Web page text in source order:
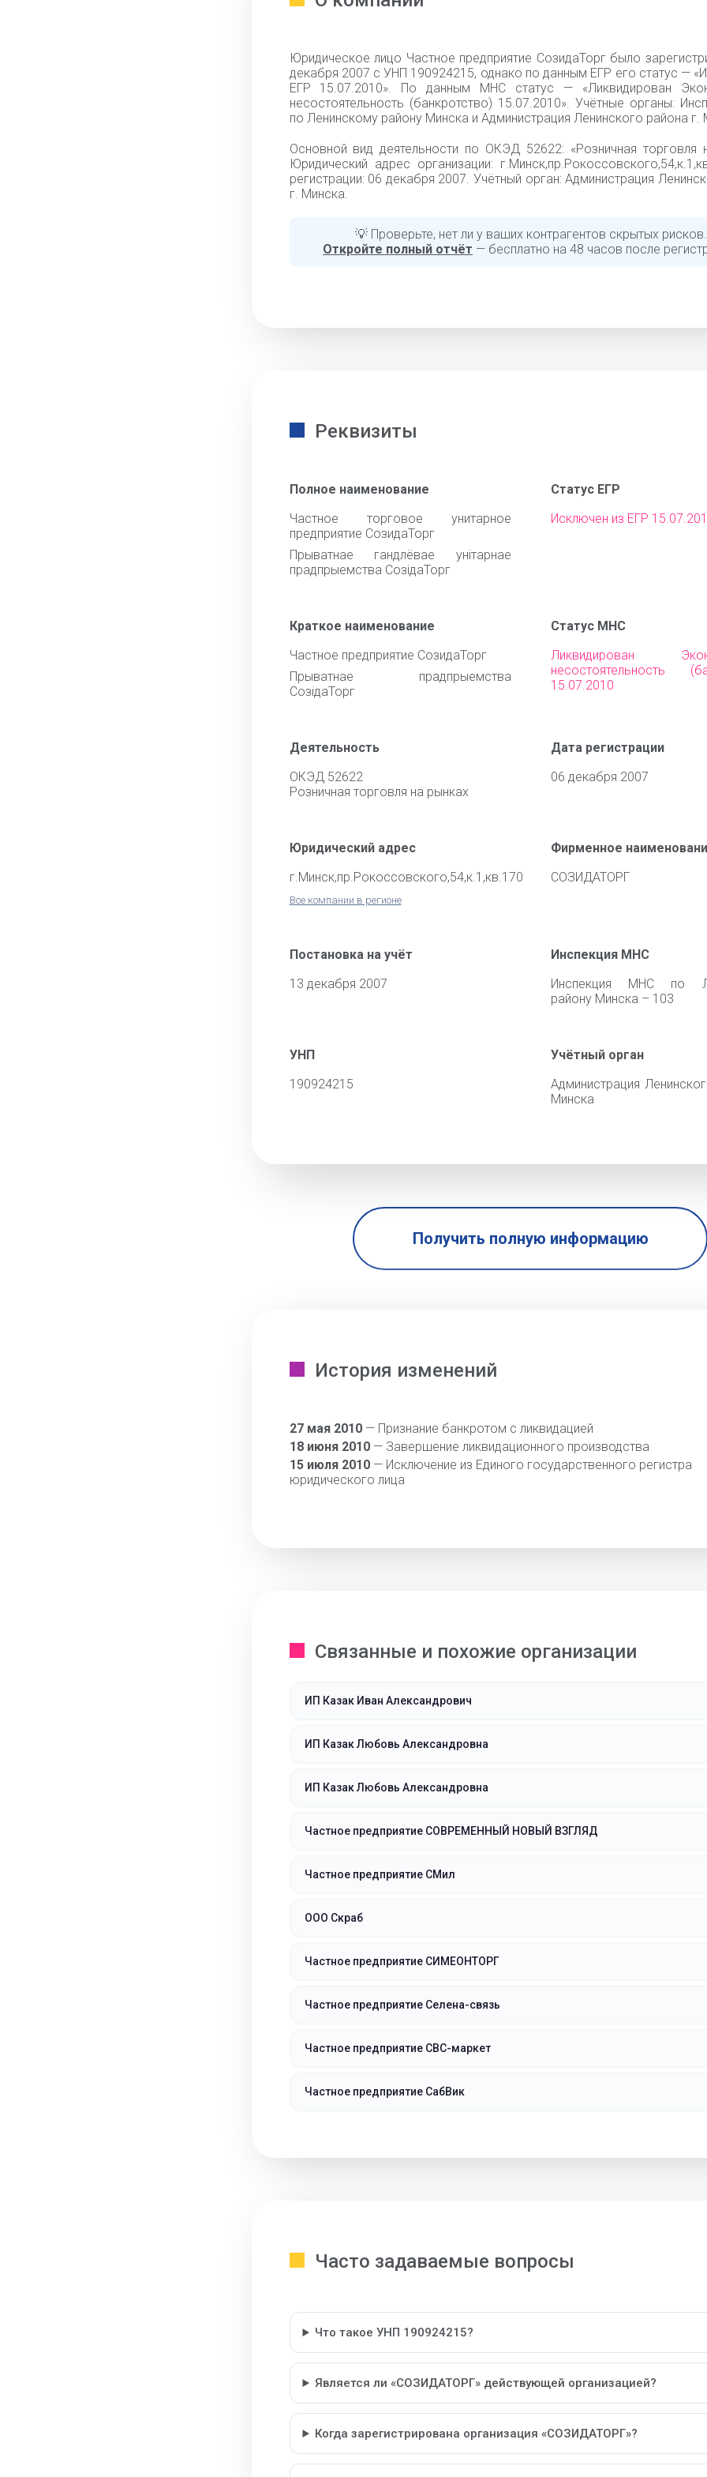
Юридическое лицо Частное предприятие СозидаТорг было
декабря 2007 с УНП 190924215, однако по данным ЕГР его статус —
ЕГР 15.07.2010». По данным МНС статус — «Ликвидирован
несостоятельность (банкротство) 15.07.2010». Учётные органы:
по Ленинскому району Минска и Администрация Ленинского района г.
Основной вид деятельности по ОКЭД 52622: «Розничная торговля
Юридический адрес организации:
регистрации: 06 декабря 2007. Учётный орган: Администрация
г. Минска.
💡 Проверьте, нет ли у ваших контрагентов скрытых рисков.
Откройте полный отчёт — бесплатно на 48 часов после
Реквизиты
Полное наименование
Частное торговое унитарное
предприятие СозидаТорг
Прыватнае гандлёвае унiтарнае
прадпрыемства СозiдаТорг
Статус ЕГР
Исключен из ЕГР
Краткое наименование
Частное предприятие СозидаТорг
Прыватнае прадпрыемства
СозiдаТорг
Статус МНС
Ликвидирован
несостоятельность
15.07.2010
Деятельность
ОКЭД 52622
Розничная торговля на рынках
Дата регистрации
06 декабря 2007
Юридический адрес
г.Минск,пр.Рокоссовского,54,к.1,кв.170
Все компании в регионе
Фирменное
СОЗИДАТОРГ
Постановка на учёт
13 декабря 2007
Инспекция МНС
Инспекция МНС по
району Минска – 103
УНП
190924215
Учётный орган
Администрация
Минска
Получить полную информацию
История изменений
27 мая 2010— Признание банкротом с ликвидацией
18 июня 2010— Завершение ликвидационного производства
15 июля 2010— Исключение из Единого государственного регистра
юридического лица
Связанные и похожие организации
ИП Казак Иван Александрович
ИП Казак Любовь Александровна
ИП Казак Любовь Александровна
Частное предприятие СОВРЕМЕННЫЙ НОВЫЙ ВЗГЛЯД
Частное предприятие СМил
ООО Скраб
Частное предприятие СИМЕОНТОРГ
Частное предприятие Селена-связь
Частное предприятие СВС-маркет
Частное предприятие СабВик
Часто задаваемые вопросы
Что такое УНП 190924215?
Является ли «СОЗИДАТОРГ» действующей организацией?
Когда зарегистрирована организация «СОЗИДАТОРГ»?